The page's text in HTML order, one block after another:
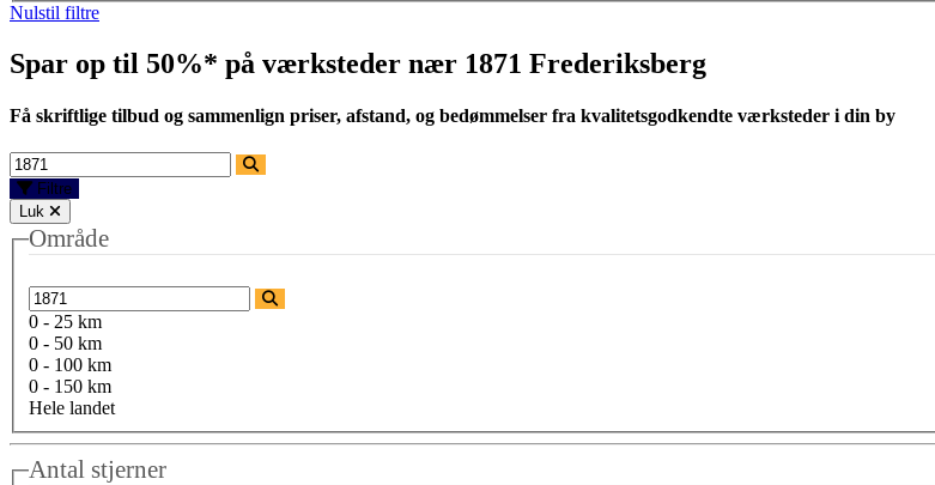
Nulstil filtre
Spar op til 50%* på værksteder nær 1871 Frederiksberg
Få skriftlige tilbud og sammenlign priser, afstand, og bedømmelser fra kvalitetsgodkendte værksteder i din by
Filtre
Luk
Område
0 - 25 km
0 - 50 km
0 - 100 km
0 - 150 km
Hele landet
Antal stjerner